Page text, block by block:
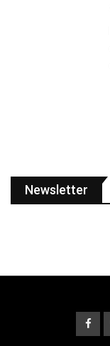
Newsletter